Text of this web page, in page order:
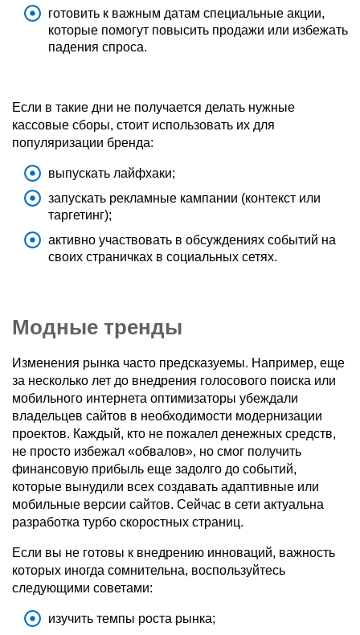
готовить к важным датам специальные акции,
которые помогут повысить продажи или избежать
падения спроса.
Если в такие дни не получается делать нужные
кассовые сборы, стоит использовать их для
популяризации бренда:
выпускать лайфхаки;
запускать рекламные кампании (контекст или
таргетинг);
активно участвовать в обсуждениях событий на
своих страничках в социальных сетях.
Модные тренды
Изменения рынка часто предсказуемы. Например, еще
за несколько лет до внедрения голосового поиска или
мобильного интернета оптимизаторы убеждали
владельцев сайтов в необходимости модернизации
проектов. Каждый, кто не пожалел денежных средств,
не просто избежал «обвалов», но смог получить
финансовую прибыль еще задолго до событий,
которые вынудили всех создавать адаптивные или
мобильные версии сайтов. Сейчас в сети актуальна
разработка турбо скоростных страниц.
Если вы не готовы к внедрению инноваций, важность
которых иногда сомнительна, воспользуйтесь
следующими советами:
изучить темпы роста рынка;